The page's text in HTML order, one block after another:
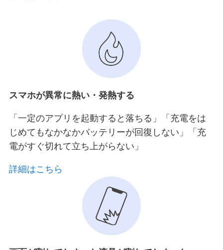
スマホが異常に熱い・発熱する
「一定のアプリを起動すると落ちる」「充電をは
じめてもなかなかバッテリーが回復しない」「充
電がすぐ切れて立ち上がらない」
詳細はこちら